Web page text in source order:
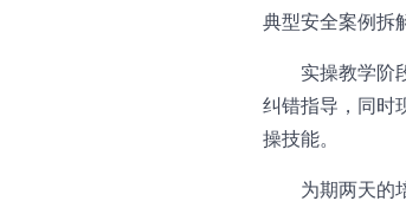
典型安全案例拆
实操教学阶
纠错指导，同时
操技能。
为期两天的